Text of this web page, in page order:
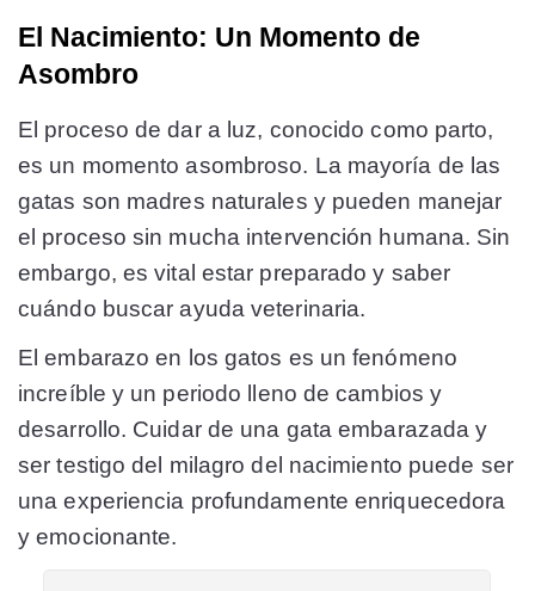
El Nacimiento: Un Momento de
Asombro
El proceso de dar a luz, conocido como parto,
es un momento asombroso. La mayoría de las
gatas son madres naturales y pueden manejar
el proceso sin mucha intervención humana. Sin
embargo, es vital estar preparado y saber
cuándo buscar ayuda veterinaria.
El embarazo en los gatos es un fenómeno
increíble y un periodo lleno de cambios y
desarrollo. Cuidar de una gata embarazada y
ser testigo del milagro del nacimiento puede ser
una experiencia profundamente enriquecedora
y emocionante.